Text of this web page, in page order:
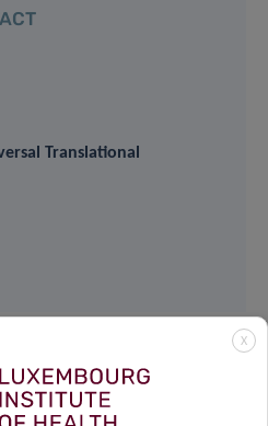
Translational
X